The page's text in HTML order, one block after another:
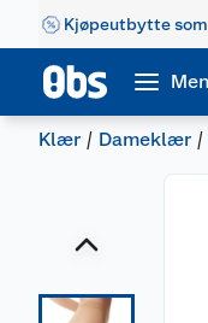
Kjøpeutbytte
Klær Dameklær